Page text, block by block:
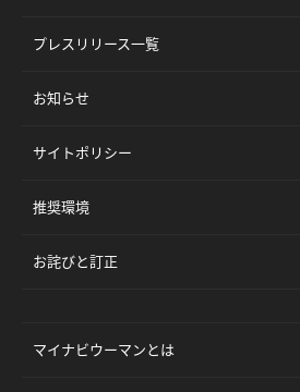
プレスリリース一覧
お知らせ
サイトポリシー
推奨環境
お詫びと訂正
マイナビウーマンとは